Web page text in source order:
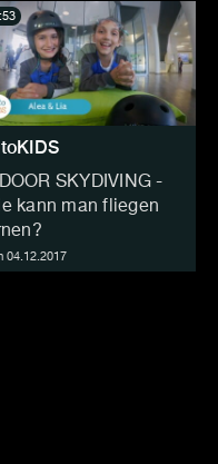
SKYDIVING -
kann man fliegen
04.12.2017